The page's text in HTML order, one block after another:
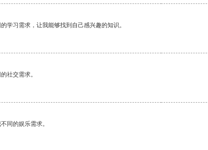
学习需求，让我能够找到自己感兴趣的知识。
社交需求。
同的娱乐需求。